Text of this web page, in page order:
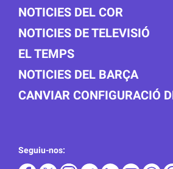
NOTICIES DEL COR
NOTICIES DE TELEVISIÓ
EL TEMPS
NOTICIES DEL BARÇA
CANVIAR CONFIGURACIÓ
Seguiu-nos: